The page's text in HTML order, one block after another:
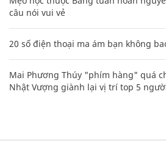
câu nói vui vẻ
20 số điện thoại ma ám bạn không
Mai Phương Thúy "phím hàng" quá
Nhật Vượng giành lại vị trí top 5